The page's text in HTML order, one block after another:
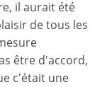
il aurait été
de tous les
être d'accord,
c'était une